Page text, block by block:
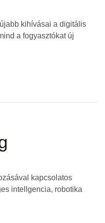
kihívásai a digitális
a fogyasztókat új
kapcsolatos
intellgencia, robotika